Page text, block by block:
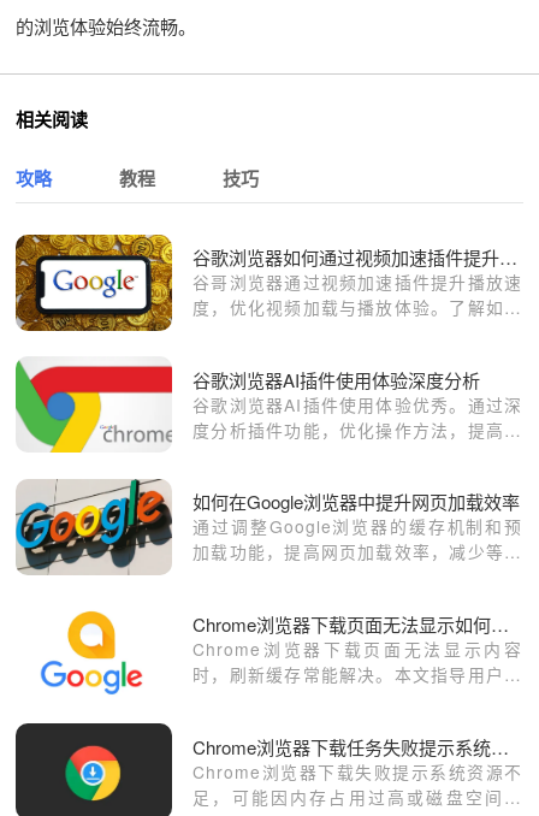
的浏览体验始终流畅。
相关阅读
攻略 教程 技巧
谷歌浏览器如何通过视频加速插件提升播放速度
谷哥浏览器通过视频加速插件提升播放速
度，优化视频加载与播放体验。了解如何
谷歌浏览器AI插件使用体验深度分析
谷歌浏览器AI插件使用体验优秀。通过深
度分析插件功能，优化操作方法，提高浏
如何在Google浏览器中提升网页加载效率
通过调整Google浏览器的缓存机制和预
加载功能，提高网页加载效率，减少等待
Chrome浏览器下载页面无法显示如何刷新缓存
Chrome浏览器下载页面无法显示内容
时，刷新缓存常能解决。本文指导用户清
Chrome浏览器下载任务失败提示系统资源不足
Chrome浏览器下载失败提示系统资源不
足，可能因内存占用过高或磁盘空间不